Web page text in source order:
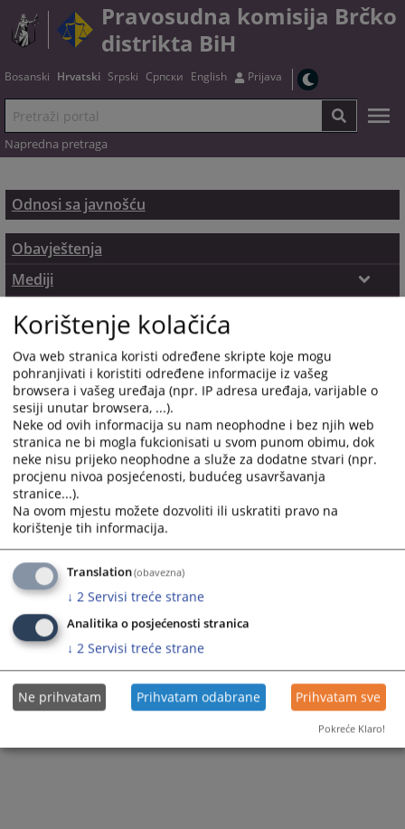
Pravosudna komisija Brčko
distrikta BiH
Bosanski Hrvatski Srpski Српски English Prijava
Napredna pretraga
Odnosi sa javnošću
Obavještenja
Mediji
Osoba za odnose s javnošću
Pristup informacijama
Korištenje kolačića
Ova web stranica koristi određene skripte koje mogu
pohranjivati i koristiti određene informacije iz vašeg
browsera i vašeg uređaja (npr. IP adresa uređaja, varijable o
sesiji unutar browsera, ...).
Neke od ovih informacija su nam neophodne i bez njih web
stranica ne bi mogla fukcionisati u svom punom obimu, dok
neke nisu prijeko neophodne a služe za dodatne stvari (npr.
procjenu nivoa posjećenosti, budućeg usavršavanja
stranice...).
Na ovom mjestu možete dozvoliti ili uskratiti pravo na
korištenje tih informacija.
Translation(obavezna)
↓ 2 Servisi treće strane
Analitika o posjećenosti stranica
↓ 2 Servisi treće strane
Ne prihvatam Prihvatam odabrane Prihvatam sve
Pokreće Klaro!